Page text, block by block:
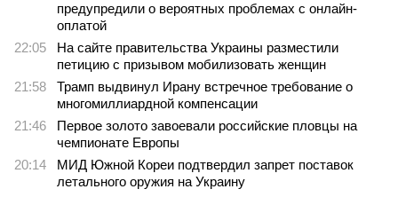
предупредили о вероятных проблемах с онлайн-
оплатой
22:05
На сайте правительства Украины разместили
петицию с призывом мобилизовать женщин
21:58
Трамп выдвинул Ирану встречное требование о
многомиллиардной компенсации
21:46
Первое золото завоевали российские пловцы на
чемпионате Европы
20:14
МИД Южной Кореи подтвердил запрет поставок
летального оружия на Украину